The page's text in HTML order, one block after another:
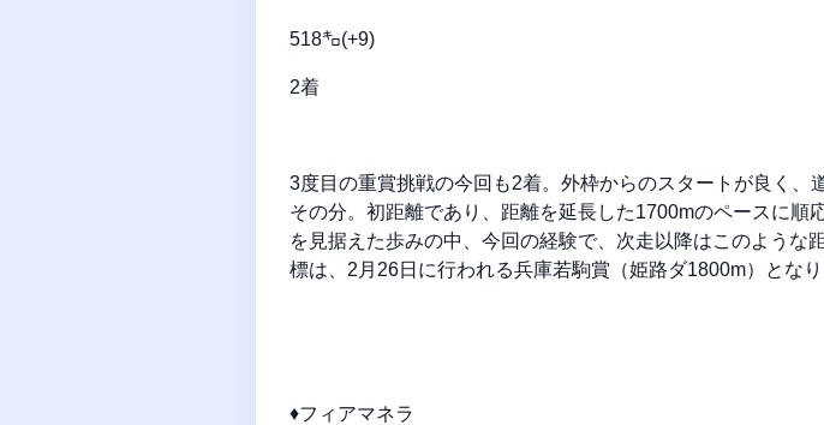
518㌔(+9)
2着
3度目の重賞挑戦の今回も2着。外枠からのスタートが良く
その分。初距離であり、距離を延長した1700mのペースに
を見据えた歩みの中、今回の経験で、次走以降はこのような
標は、2月26日に行われる兵庫若駒賞（姫路ダ1800m）となり
♦フィアマネラ